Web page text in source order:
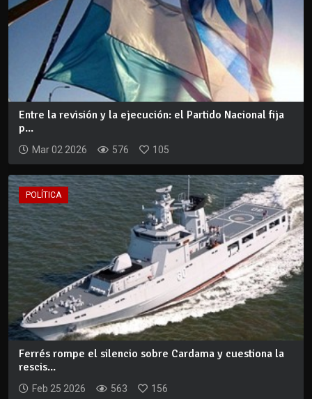
Entre la revisión y la ejecución: el Partido Nacional fija
p...
Mar 02 2026 576 105
POLÍTICA
Ferrés rompe el silencio sobre Cardama y cuestiona la
rescis...
Feb 25 2026 563 156